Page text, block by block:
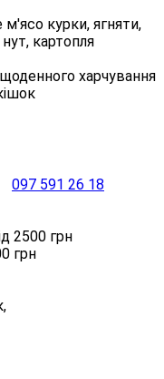
курки, ягняти,
картопля
харчування
097 591 26 18
2500 грн
грн